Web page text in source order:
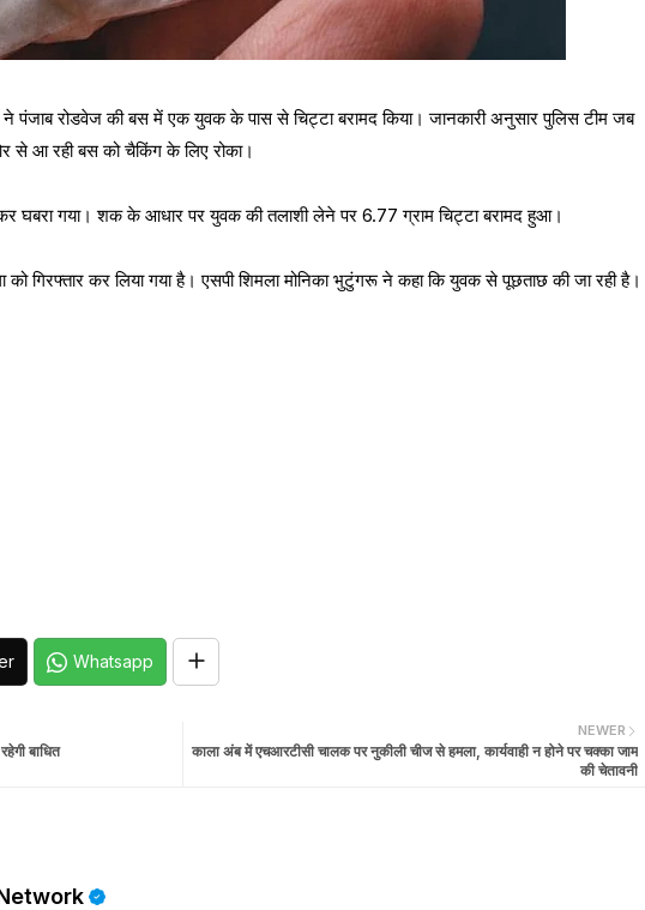
पंजाब रोडवेज की बस में एक युवक के पास से चिट्टा बरामद किया। जानकारी अनुसार पुलिस टीम जब
से आ रही बस को चैकिंग के लिए रोका।
घबरा गया। शक के आधार पर युवक की तलाशी लेने पर 6.77 ग्राम चिट्टा बरामद हुआ।
को गिरफ्तार कर लिया गया है। एसपी शिमला मोनिका भुटुंगरू ने कहा कि युवक से पूछताछ की जा रही है।
Whatsapp
NEWER
काला अंब में एचआरटीसी चालक पर नुकीली चीज से हमला, कार्यवाही न होने पर चक्का जाम
की चेतावनी
बाधित